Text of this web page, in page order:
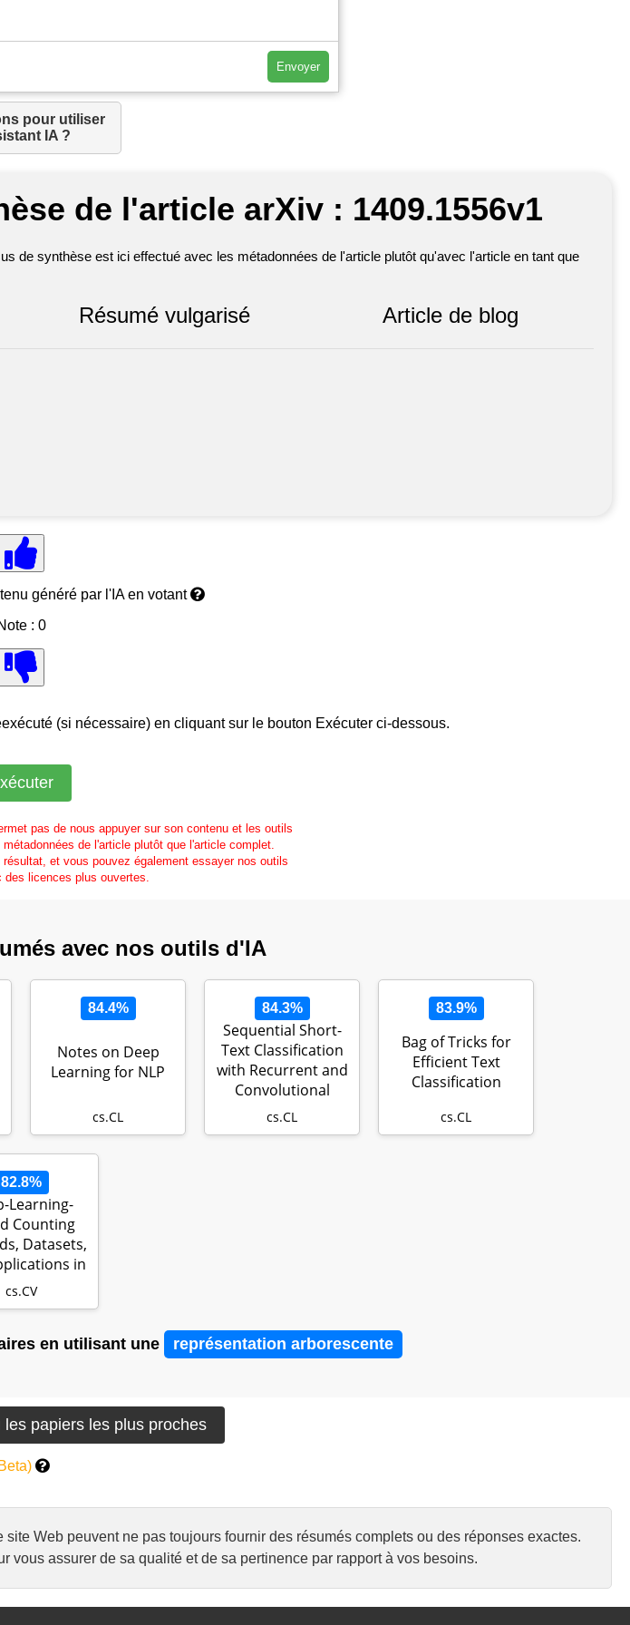
Envoyer
pour utiliser
IA ?
de l'article arXiv : 1409.1556v1
de synthèse est ici effectué avec les métadonnées de l'article plutôt qu'avec l'article en tant que
Résumé vulgarisé Article de blog
généré par l'IA en votant
: 0
(si nécessaire) en cliquant sur le bouton Exécuter ci-dessous.
pas de nous appuyer sur son contenu et les outils
de l'article plutôt que l'article complet.
et vous pouvez également essayer nos outils
des licences plus ouvertes.
avec nos outils d'IA
84.4%
Notes on Deep
Learning for NLP
cs.CL
84.3%
Sequential Short-
Text Classification
with Recurrent and
Convolutional
Neural …
cs.CL
83.9%
Bag of Tricks for
Efficient Text
Classification
cs.CL
82.8%
Learning-
Counting
Datasets,
in
cs.CV
en utilisant une représentation arborescente
Web peuvent ne pas toujours fournir des résumés complets ou des réponses exactes.
assurer de sa qualité et de sa pertinence par rapport à vos besoins.